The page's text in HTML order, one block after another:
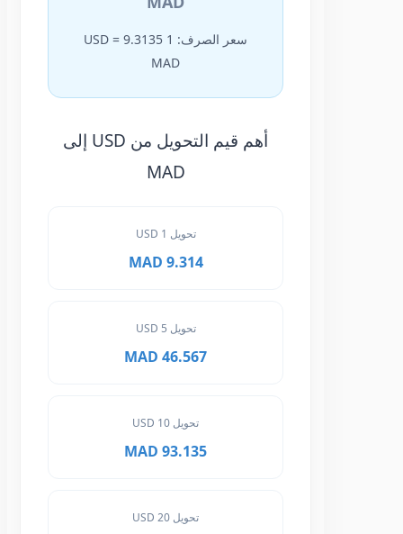
سعر الصرف: 1 USD = 9.3135
أهم قيم التحويل من USD إلى
MAD
تحويل 1 USD
9.314 MAD
تحويل 5 USD
46.567 MAD
93.135 MAD